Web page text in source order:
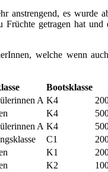
anstrengend, es
getragen hat
welche wenn
Bootsklasse
A K4
K4
A K4
C1
K1
K2